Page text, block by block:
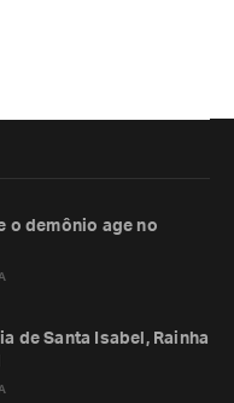
o demônio age no
de Santa Isabel, Rainha